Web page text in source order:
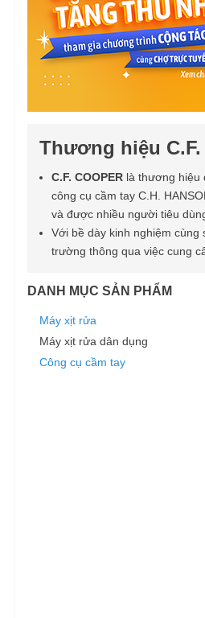
Thương hiệu C.F.
C.F. COOPER là thương hiệu
công cụ cầm tay C.H.
và được nhiều người tiêu
Với bề dày kinh nghiệm cùng
trường thông qua việc cung
DANH MỤC SẢN PHẨM
Máy xịt rửa
Máy xịt rửa dân dụng
Công cụ cầm tay